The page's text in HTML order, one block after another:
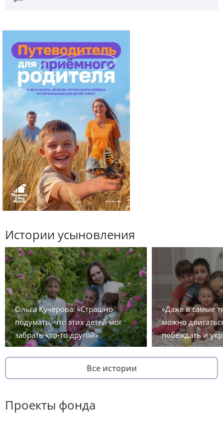
Истории усыновления
Ольга Кучерова: «Страшно
подумать, что этих детей мог
забрать кто-то другой»
«Даже в самые
можно
побеждать и
Все истории
Проекты фонда